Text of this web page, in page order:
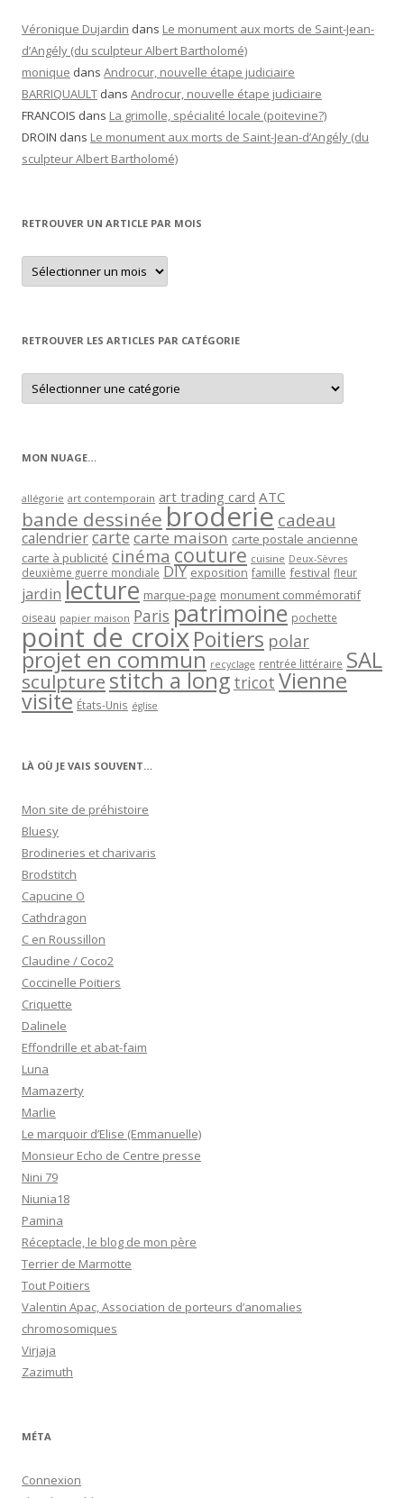
Véronique Dujardin dans Le monument aux morts de Saint-Jean-
d’Angély (du sculpteur Albert Bartholomé)
monique dans Androcur, nouvelle étape judiciaire
BARRIQUAULT dans Androcur, nouvelle étape judiciaire
FRANCOIS dans La grimolle, spécialité locale (poitevine?)
DROIN dans Le monument aux morts de Saint-Jean-d’Angély (du
sculpteur Albert Bartholomé)
RETROUVER UN ARTICLE PAR MOIS
Retrouver
un
article
RETROUVER LES ARTICLES PAR CATÉGORIE
Retrouver
les
articles
MON NUAGE…
allégorie art contemporain art trading card ATC
bande dessinée broderie cadeau
calendriercartecarte maison carte postale ancienne
carte à publicité cinéma couture cuisine Deux-Sèvres
deuxième guerre mondiale DIY exposition famille festival fleur
jardin lecture marque-page monument commémoratif
oiseau papier maison Paris patrimoine pochette
point de croixPoitiers polar
projet en commun recyclage rentrée littéraire SAL
sculpturestitch a long tricot Vienne
visite États-Unis église
LÀ OÙ JE VAIS SOUVENT…
Mon site de préhistoire
Bluesy
Brodineries et charivaris
Brodstitch
Capucine O
Cathdragon
C en Roussillon
Claudine / Coco2
Coccinelle Poitiers
Criquette
Dalinele
Effondrille et abat-faim
Luna
Mamazerty
Marlie
Le marquoir d’Elise (Emmanuelle)
Monsieur Echo de Centre presse
Nini 79
Niunia18
Pamina
Réceptacle, le blog de mon père
Terrier de Marmotte
Tout Poitiers
Valentin Apac, Association de porteurs d’anomalies
chromosomiques
Virjaja
Zazimuth
MÉTA
Connexion